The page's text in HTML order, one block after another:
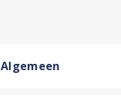
Algemeen